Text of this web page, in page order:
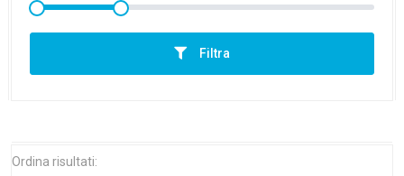
Filtra
Ordina risultati: